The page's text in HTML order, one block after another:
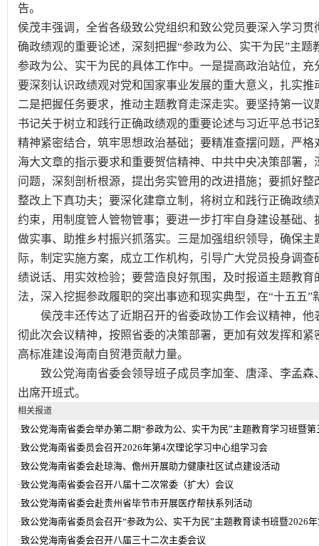
告。
侯茂丰强调，全省各级致公党组织和致公党员要深入学习
确政绩观的重要论述，深刻把握“参政为公、实干为民”主
参政为公、实干为民的具体工作中。一是提高政治站位，
要深刻认识政绩观对党和国家事业发展的重大意义，扎实
二是把握任务要求，推动主题教育走深走实。要坚持第一
书记关于树立和践行正确政绩观的重要论述与习近平总书
精神紧密结合，筑牢思想政治基础；要精准查摆问题，严
海大文章的指示要求和重要贺信精神、中共中央决策部署
问题，深刻剖析根源，提出务实管用的改进措施；要抓好
整改上下真功夫；要深化建章立制，将树立和践行正确政
约束，用制度管人管物管事；要进一步打牢自身建设基础
做实事、助推乡村振兴抓落实。三是加强组织领导，确保
际，制定实施方案，成立工作机构，引导广大党员投身调
绩说话、用实效检验；要营造良好氛围，及时报道主题教
法，深入挖掘参政履职的突出事迹和现实典型，在“十五五
侯茂丰还传达了近期召开的省委政协工作会议精神，他
彻此次会议精神，按照省委的决策部署，更加有效发挥和
高标准建设海南自贸港贡献力量。
致公党海南省委会领导班子成员李加奎、唐泽、李孟森
出席开班式。
相关报道
·致公党海南省委会举办第二期“参政为公、实干为民”主题教育学习班暨
·致公党海南省委员会召开2026年第4次理论学习中心组学习会
·致公党海南省委会赴琼海、儋州开展助力健康社区试点建设活动
·致公党海南省委会召开八届十二次常委（扩大）会议
·致公党海南省委会赴贵州省毕节市开展医疗帮扶系列活动
·致公党海南省委员会召开“参政为公、实干为民”主题教育读书班暨2026
·致公党海南省委会召开八届三十二次主委会议